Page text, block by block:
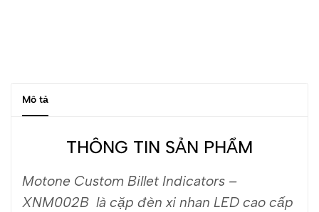
Mô tả
THÔNG TIN SẢN PHẨM
Motone Custom Billet Indicators –
XNM002B là cặp đèn xi nhan LED cao cấp